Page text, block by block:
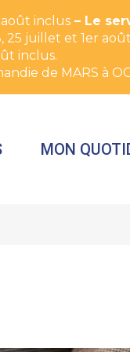
août inclus – Le
25 juillet et 1er
inclus.
de MARS à
MON